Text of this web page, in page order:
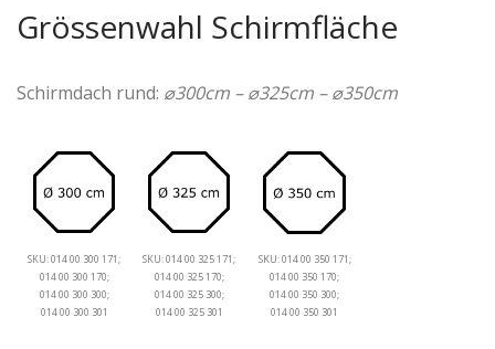
Grössenwahl Schirmfläche
Schirmdach rund: ⌀300cm – ⌀325cm – ⌀350cm
SKU: 014 00 300 171;
014 00 300 170;
014 00 300 300;
014 00 300 301
SKU: 014 00 325 171;
014 00 325 170;
014 00 325 300;
014 00 325 301
SKU: 014 00 350 171;
014 00 350 170;
014 00 350 300;
014 00 350 301